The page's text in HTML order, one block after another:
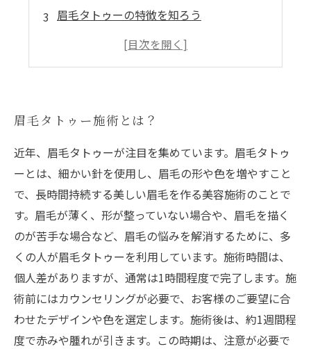
眉毛タトゥーの特徴を知ろう
眉毛タトゥーは誰におすすめ？
眉毛タトゥー施術とは？
近年、眉毛タトゥーが注目を集めています。眉毛タトゥ
ーとは、細かい針を使用し、眉毛の形や色を増やすこと
で、長時間持続する美しい眉毛を作る美容施術のことで
す。眉毛が薄く、形が整っていない場合や、眉毛を描く
のが苦手な場合など、眉毛の悩みを解消するために、多
くの人が眉毛タトゥーを利用しています。施術時間は、
個人差がありますが、通常は1時間程度で完了します。施
術前にはカウンセリングが必要で、お客様のご要望に合
わせたデザインや色を選定します。施術後は、約1週間程
度で赤みや腫れが引きます。この時期は、注意が必要で